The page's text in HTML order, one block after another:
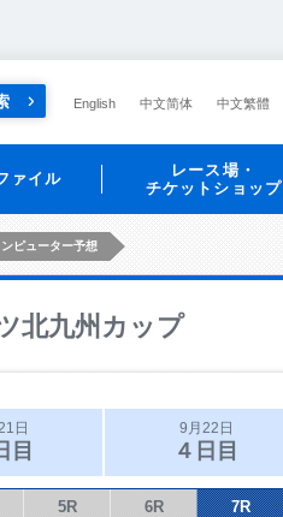
English 中文简体 中文繁體
ァイル
レース場・
チケットショップ
ンピューター予想
北九州カップ
日
目
9月22日
４日目
5R 6R 7R